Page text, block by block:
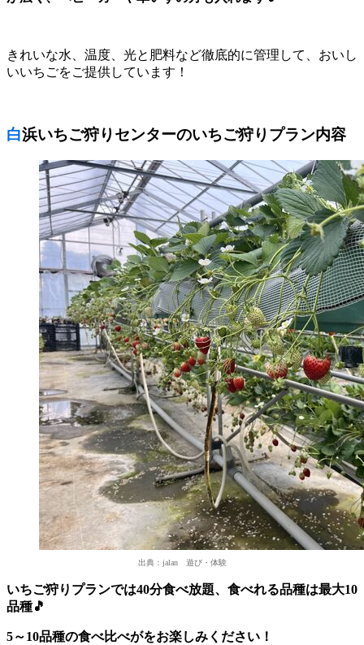
きれいな水、温度、光と肥料など徹底的に管理して、おいし
いいちごをご提供しています！
白浜いちご狩りセンターのいちご狩りプラン内容
出典：jalan 遊び・体験
いちご狩りプランでは40分食べ放題、食べれる品種は最大10
品種🎵
5～10品種の食べ比べがをお楽しみください！